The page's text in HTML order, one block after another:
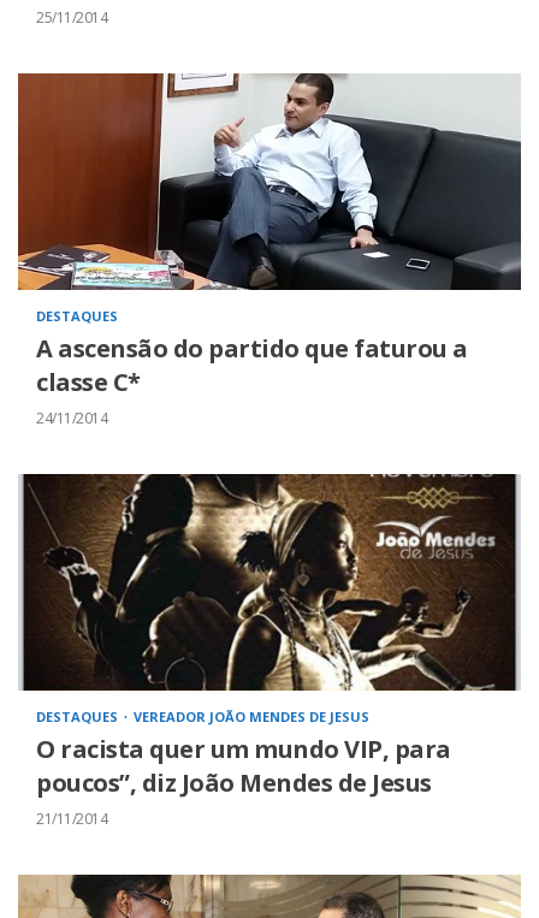
25/11/2014
DESTAQUES
A ascensão do partido que faturou a
classe C*
24/11/2014
DESTAQUES VEREADOR JOÃO MENDES DE JESUS
O racista quer um mundo VIP, para
poucos”, diz João Mendes de Jesus
21/11/2014